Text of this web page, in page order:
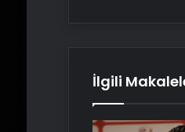
İlgili